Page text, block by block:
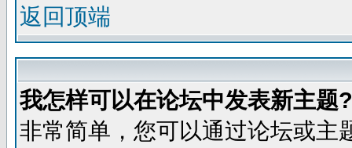
返回顶端
我怎样可以在论坛中发表新主题?
非常简单，您可以通过论坛或主